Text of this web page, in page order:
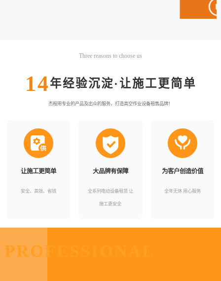
Three reasons to choose us
14年经验沉淀·让施工更简单
杰程用专业的产品及出众的服务，打造高空作业设备租售品牌！
让施工更简单
安全、高效、省钱
大品牌有保障
全系列电动设备租赁 让
施工更安全
为客户创造价值
全年无休 用心服务
PROFESSIONAL